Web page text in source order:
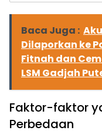
Baca Juga :
Dilaporkan ke
Fitnah dan
LSM Gadjah
Faktor-faktor
Perbedaan